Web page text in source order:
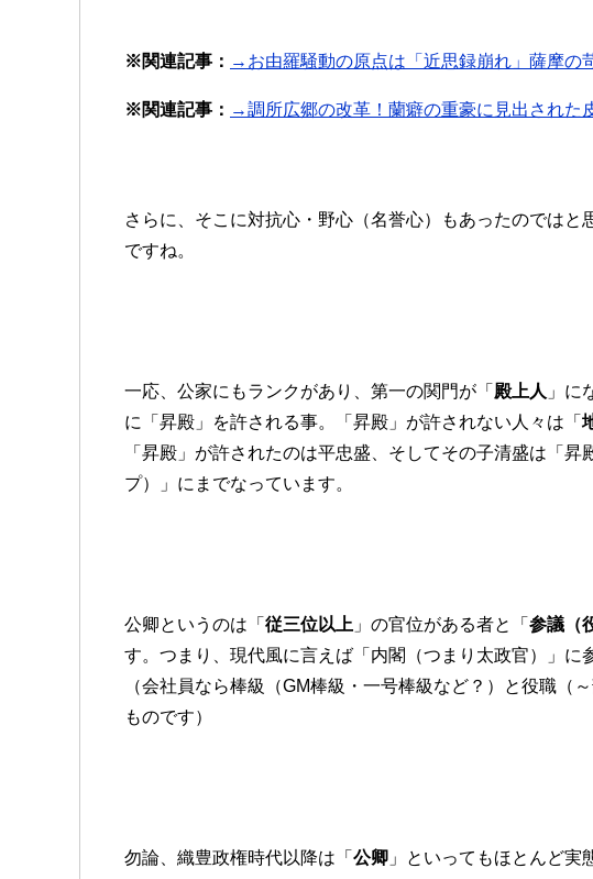
※関連記事： →お由羅騒動の原点は「近思録崩れ」薩摩の
※関連記事： →調所広郷の改革！蘭癖の重豪に見出された
さらに、そこに対抗心・野心（名誉心）もあったのではと
ですね。
一応、公家にもランクがあり、第一の関門が「 殿上人 」に
に「昇殿」を許される事。「昇殿」が許されない人々は「
「昇殿」が許されたのは平忠盛、そしてその子清盛は「昇
プ）」にまでなっています。
公卿というのは「 従三位以上 」の官位がある者と「 参議（
す。つまり、現代風に言えば「内閣（つまり太政官）」に
（会社員なら棒級（GM棒級・一号棒級など？）と役職（
ものです）
勿論、織豊政権時代以降は「 公卿 」といってもほとんど実